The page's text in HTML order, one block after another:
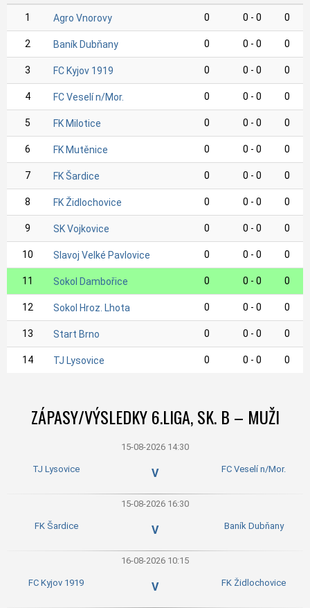
1 Agro Vnorovy 0 0 - 0 0
2 Baník Dubňany 0 0 - 0 0
3 FC Kyjov 1919 0 0 - 0 0
4 FC Veselí n/Mor. 0 0 - 0 0
5 FK Milotice 0 0 - 0 0
6 FK Mutěnice 0 0 - 0 0
7 FK Šardice 0 0 - 0 0
8 FK Židlochovice 0 0 - 0 0
9 SK Vojkovice 0 0 - 0 0
10 Slavoj Velké Pavlovice 0 0 - 0 0
11 Sokol Dambořice 0 0 - 0 0
12 Sokol Hroz. Lhota 0 0 - 0 0
13 Start Brno 0 0 - 0 0
14 TJ Lysovice 0 0 - 0 0
ZÁPASY/VÝSLEDKY 6.LIGA, SK. B – MUŽI
15-08-2026 14:30
TJ Lysovice V FC Veselí n/Mor.
15-08-2026 16:30
FK Šardice V Baník Dubňany
16-08-2026 10:15
FC Kyjov 1919 V FK Židlochovice